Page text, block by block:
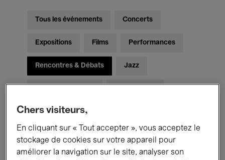
Tous les événements Concerts
Expositions Films Performances
Rencontres & Débats Jazz
Musique électronique
Pour tous Kids’ Palace
Chers visiteurs,
En cliquant sur « Tout accepter », vous acceptez le
stockage de cookies sur votre appareil pour
améliorer la navigation sur le site, analyser son